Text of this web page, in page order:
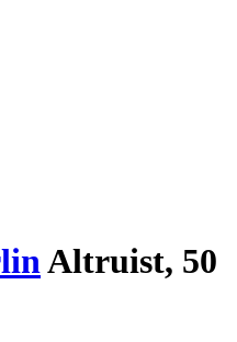
Altruist, 50